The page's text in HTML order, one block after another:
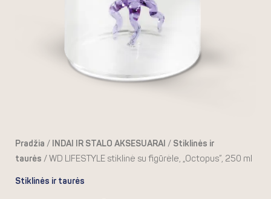
Pradžia / INDAI IR STALO AKSESUARAI / Stiklinės ir
taurės / WD LIFESTYLE stiklinė su figūrėle, „Octopus”, 250 ml
Stiklinės ir taurės